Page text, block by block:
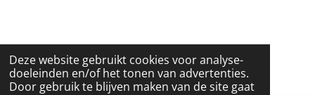
Deze website gebruikt cookies voor analyse-
doeleinden en/of het tonen van advertenties.
Door gebruik te blijven maken van de site gaat